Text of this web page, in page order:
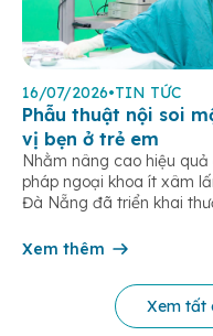
16/07/2026•TIN TỨC
Phẫu thuật nội soi
vị bẹn ở trẻ em
Nhằm nâng cao hiệu
pháp ngoại khoa ít xâm
Đà Nẵng đã triển khai
hiện đại giúp […]
Xem thêm
Xem tất